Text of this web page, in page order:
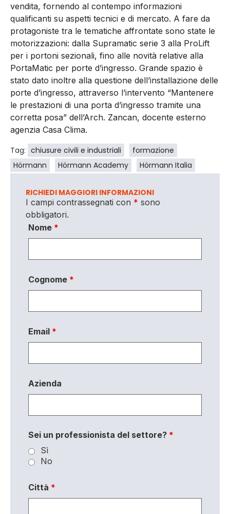
vendita, fornendo al contempo informazioni
qualificanti su aspetti tecnici e di mercato. A fare da
protagoniste tra le tematiche affrontate sono state le
motorizzazioni: dalla Supramatic serie 3 alla ProLift
per i portoni sezionali, fino alle novità relative alla
PortaMatic per porte d’ingresso. Grande spazio è
stato dato inoltre alla questione dell’installazione delle
porte d’ingresso, attraverso l’intervento “Mantenere
le prestazioni di una porta d’ingresso tramite una
corretta posa” dell’Arch. Zancan, docente esterno
agenzia Casa Clima.
Tag: chiusure civili e industriali
formazione
Hörmann
Hörmann Academy Hörmann Italia
RICHIEDI MAGGIORI INFORMAZIONI
I campi contrassegnati con * sono
obbligatori.
Nome *
Cognome *
Email *
Azienda
Sei un professionista del settore? *
Sì
No
Città *